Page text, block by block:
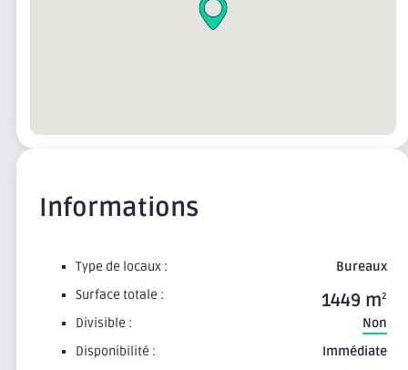
Informations
Type de locaux :
Bureaux
Surface totale :
1449 m2
Divisible :
Non
Disponibilité :
Immédiate